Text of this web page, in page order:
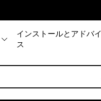
インストールとアドバイ
ス